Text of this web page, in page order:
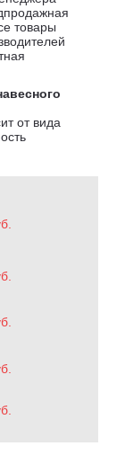
товары
от вида